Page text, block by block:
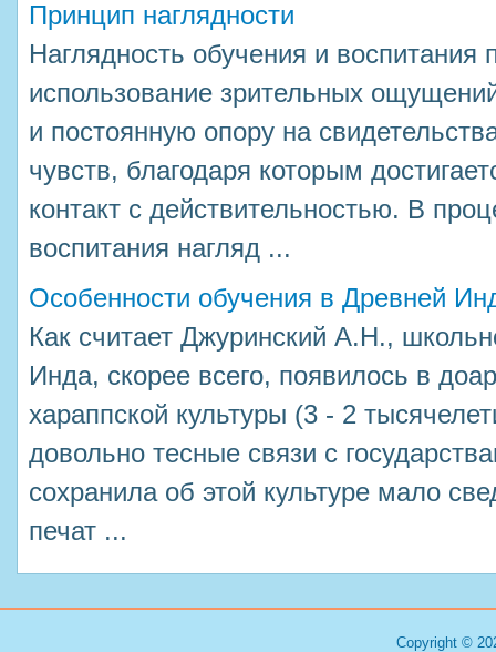
Принцип наглядности
Наглядность обучения и воспитания
использование зрительных
и постоянную опору на
чувств, благодаря которым
контакт с действительностью. В
воспитания нагляд ...
Особенности обучения в Древней
Как считает Джуринский А.Н.,
Инда, скорее всего, появилось в
хараппской культуры (3 - 2
довольно тесные связи с
сохранила об этой культуре мало
печат ...
Copyright ©